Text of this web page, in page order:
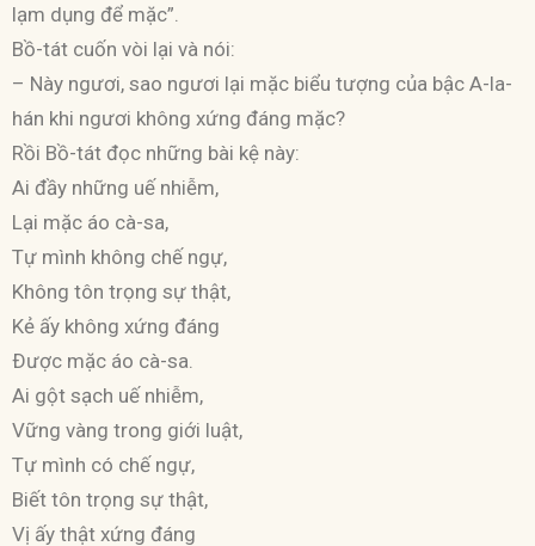
lạm dụng để mặc”.
Bồ-tát cuốn vòi lại và nói:
– Này ngươi, sao ngươi lại mặc biểu tượng của bậc A-la-
hán khi ngươi không xứng đáng mặc?
Rồi Bồ-tát đọc những bài kệ này:
Ai đầy những uế nhiễm,
Lại mặc áo cà-sa,
Tự mình không chế ngự,
Không tôn trọng sự thật,
Kẻ ấy không xứng đáng
Ðược mặc áo cà-sa.
Ai gột sạch uế nhiễm,
Vững vàng trong giới luật,
Tự mình có chế ngự,
Biết tôn trọng sự thật,
Vị ấy thật xứng đáng